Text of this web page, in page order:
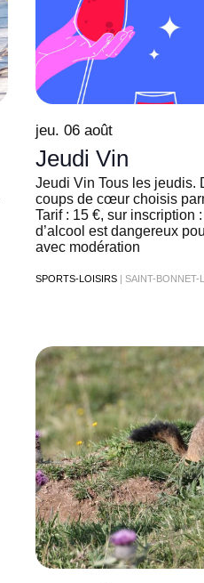
jeu. 06 août
Jeudi Vin
Jeudi Vin Tous les jeudis.
coups de cœur choisis
Tarif : 15 €, sur inscription
d’alcool est dangereux
avec modération
SPORTS-LOISIRS | SAINT-BONNET-